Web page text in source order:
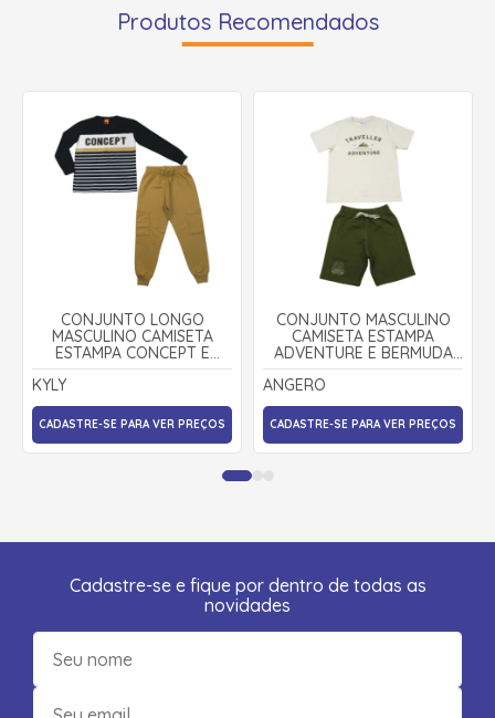
Produtos Recomendados
CONJUNTO LONGO
MASCULINO CAMISETA
ESTAMPA CONCEPT E
CALÇA MOLETOM 1001620 -
KYLY
CADASTRE-SE PARA VER PREÇOS
CONJUNTO MASCULINO
CAMISETA ESTAMPA
ADVENTURE E BERMUDA
MOLETINHO 28949 -
ANGERO
CADASTRE-SE PARA VER PREÇOS
Cadastre-se e fique por dentro de todas as
novidades